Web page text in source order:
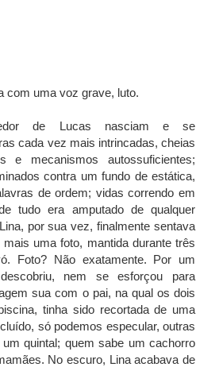
com uma voz grave, luto.
de Lucas nasciam e se
cada vez mais intrincadas, cheias
e mecanismos autossuficientes;
contra um fundo de estática,
de ordem; vidas correndo em
tudo era amputado de qualquer
por sua vez, finalmente sentava
uma foto, mantida durante três
Foto? Não exatamente. Por um
nem se esforçou para
sua com o pai, na qual os dois
tinha sido recortada de uma
só podemos especular, outras
quintal; quem sabe um cachorro
No escuro, Lina acabava de